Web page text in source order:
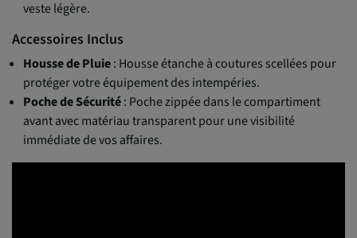
veste légère.
Accessoires Inclus
Housse de Pluie: Housse étanche à coutures scellées pour
protéger votre équipement des intempéries.
Poche de Sécurité: Poche zippée dans le compartiment
avant avec matériau transparent pour une visibilité
immédiate de vos affaires.